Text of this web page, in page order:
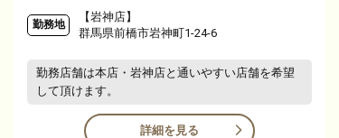
勤務地
【岩神店】
群馬県前橋市岩神町1-24-6
勤務店舗は本店・岩神店と通いやすい店舗を希望
して頂けます。
詳細を見る